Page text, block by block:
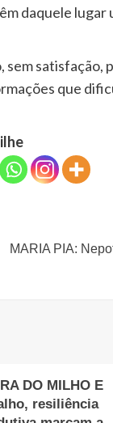
daquele
satisfação,
que
MARIA PIA:
DO MILHO E
resiliência